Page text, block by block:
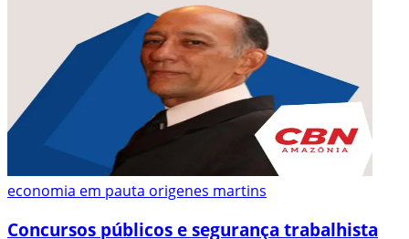
economia em pauta origenes martins
Concursos públicos e segurança trabalhista